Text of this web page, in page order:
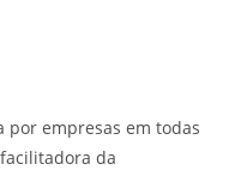
por empresas em todas
da